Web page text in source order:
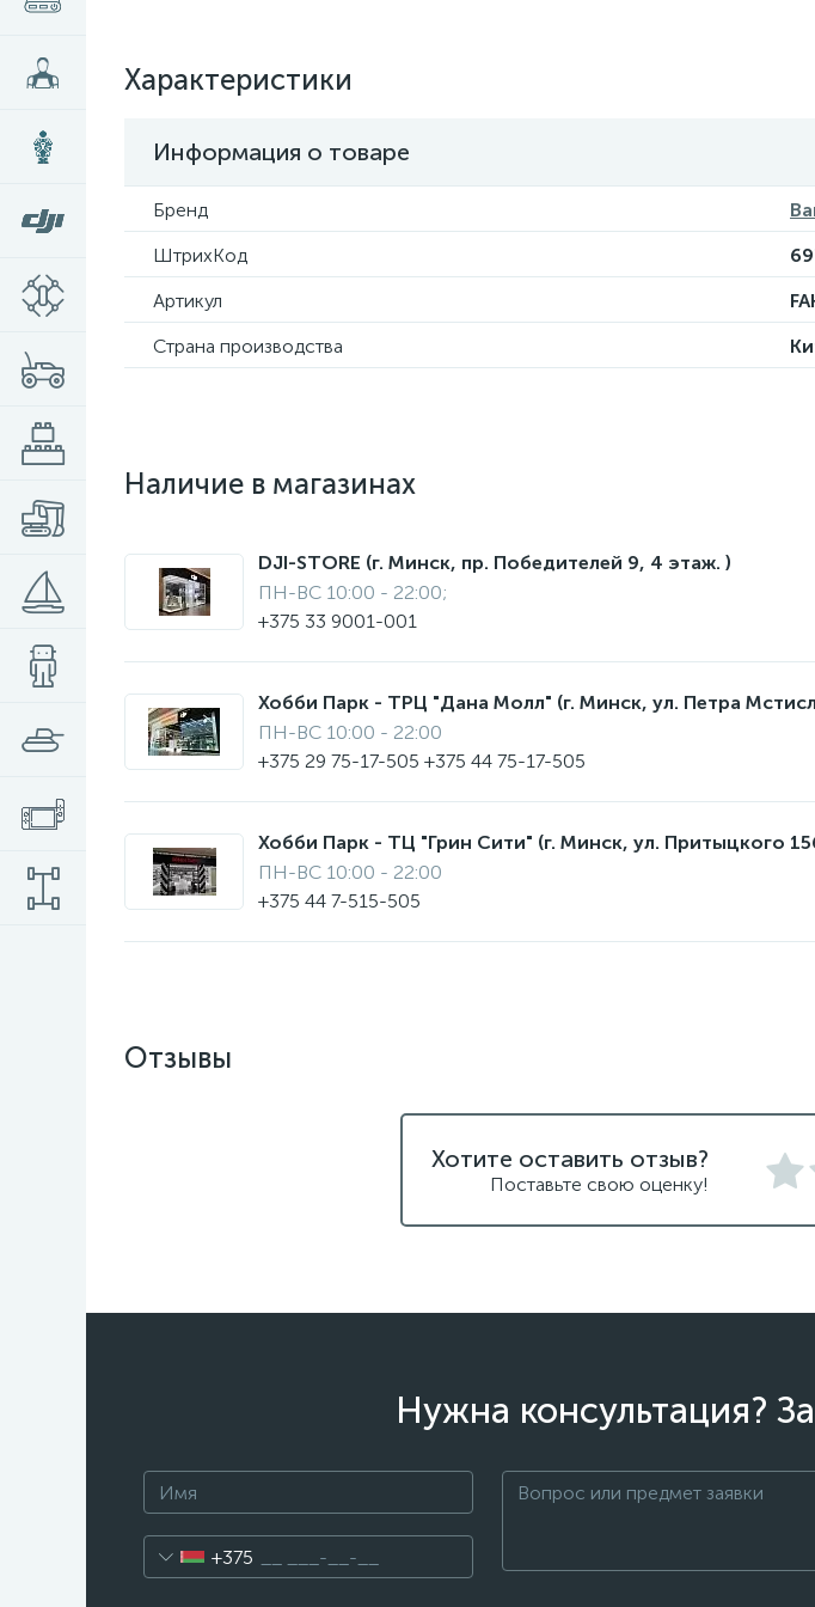
Характеристики
Информация о товаре
Бренд
ШтрихКод
Артикул
Страна производства
Наличие в магазинах
DJI-STORE (г. Минск, пр. Победителей 9, 4 этаж. )
ПН-ВС 10:00 - 22:00;
+375 33 9001-001
Хобби Парк - ТРЦ "Дана Молл" (г. Минск, ул. Петра
ПН-ВС 10:00 - 22:00
+375 29 75-17-505 +375 44 75-17-505
Хобби Парк - ТЦ "Грин Сити" (г. Минск, ул. Притыцкого
ПН-ВС 10:00 - 22:00
+375 44 7-515-505
Отзывы
Хотите оставить отзыв?
Поставьте свою оценку!
Нужна консультация?
+375